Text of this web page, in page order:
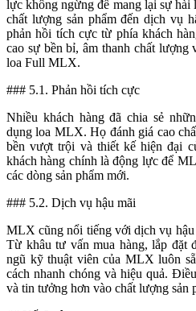
lực không ngừng để mang lại sự
chất lượng sản phẩm đến dịch vụ
phản hồi tích cực từ phía khách
cao sự bền bỉ, âm thanh chất lượng
loa Full MLX.
### 5.1. Phản hồi tích cực
Nhiều khách hàng đã chia sẻ
dụng loa MLX. Họ đánh giá cao
bền vượt trội và thiết kế hiện đại
khách hàng chính là động lực để
các dòng sản phẩm mới.
### 5.2. Dịch vụ hậu mãi
MLX cũng nổi tiếng với dịch vụ hậu
Từ khâu tư vấn mua hàng, lắp đặt
ngũ kỹ thuật viên của MLX luôn
cách nhanh chóng và hiệu quả.
và tin tưởng hơn vào chất lượng